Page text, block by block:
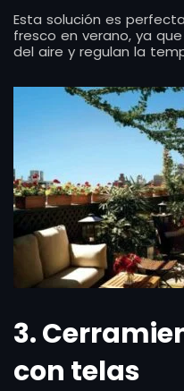
Esta solución es
fresco en verano, ya
del aire y regulan la
3.
con telas